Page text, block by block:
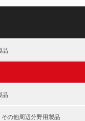
品
品
の他周辺分野用製品